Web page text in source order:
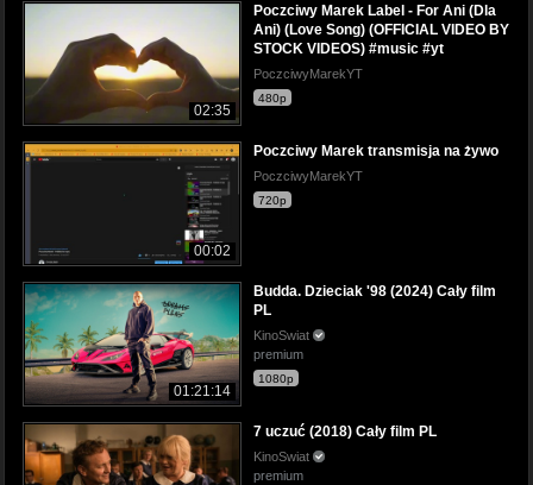
02:35
Poczciwy Marek Label - For Ani (Dla
Ani) (Love Song) (OFFICIAL VIDEO BY
STOCK VIDEOS) #music #yt
PoczciwyMarekYT
480p
00:02
Poczciwy Marek transmisja na żywo
PoczciwyMarekYT
720p
01:21:14
Budda. Dzieciak '98 (2024) Cały film
PL
KinoSwiat
premium
1080p
7 uczuć (2018) Cały film PL
KinoSwiat
premium